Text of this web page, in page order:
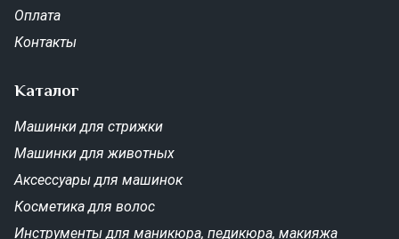
Оплата
Контакты
Каталог
Машинки для стрижки
Машинки для животных
Аксессуары для машинок
Косметика для волос
Инструменты для маникюра, педикюра, макияжа